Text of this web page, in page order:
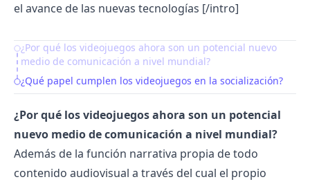
el avance de las nuevas tecnologías [/intro]
Table of Contents
¿Por qué los videojuegos ahora son un potencial nuevo
medio de comunicación a nivel mundial?
¿Qué papel cumplen los videojuegos en la socialización?
¿Por qué los videojuegos ahora son un potencial
nuevo medio de comunicación a nivel mundial?
Además de la función narrativa propia de todo
contenido audiovisual a través del cual el propio